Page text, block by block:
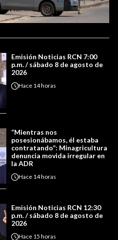
Emisión Noticias RCN 7:00
p.m. / sábado 8 de agosto de
2026
Hace 14 horas
“Mientras nos
posesionábamos, él estaba
contratando”: Minagricultura
denuncia movida irregular en
la ADR
Hace 14 horas
Emisión Noticias RCN 12:30
p.m. / sábado 8 de agosto de
2026
Hace 15 horas